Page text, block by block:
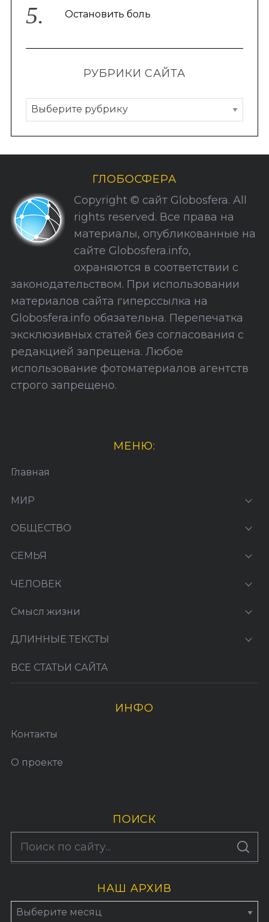
Остановить боль
РУБРИКИ САЙТА
Р
у
б
р
и
С
а
а
ГЛОБОСФЕРА
Copyright © сайт Globosfera. All
rights reserved. Все права на
материалы, опубликованные на
сайте Globosfera.info,
охраняются в соответствии с
законодательством. При использовании
материалов сайта гиперссылка на
Globosfera.info обязательна. Перепечатка
эксклюзивных статей без согласования с
редакцией запрещена. Любое
использование фотоматериалов агентств
строго запрещено.
МЕНЮ:
Главная
МИР
ОБЩЕСТВО
СЕМЬЯ
ЧЕЛОВЕК
Смысл жизни
ДЛИННЫЕ ТЕКСТЫ
ВСЕ СТАТЬИ САЙТА
ИНФО
Контакты
О проекте
ПОИСК
S
A
По авторам
НАШ АРХИВ
Н